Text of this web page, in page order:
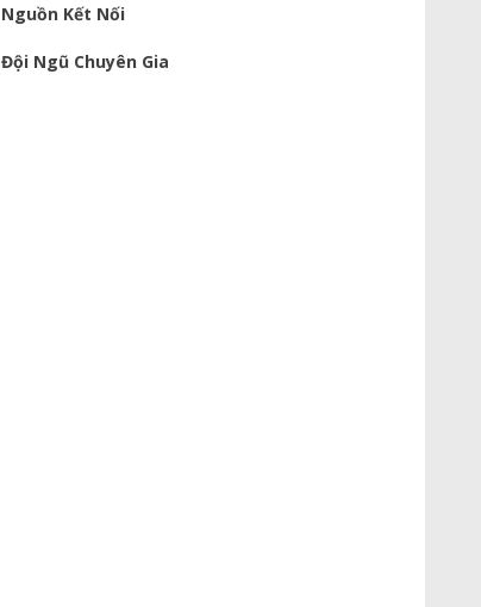
Nguồn Kết Nối
Đội Ngũ Chuyên Gia